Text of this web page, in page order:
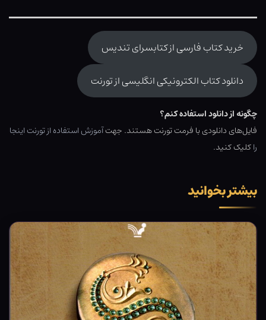
خرید کتاب فارسی از کتابسرای تندیس
دانلود کتاب الکترونیکی انگلیسی از تورنت
چگونه از دانلود استفاده کنم؟
فایل‌های دانلودی با فرمت تورنت هستند. جهتآموزش استفاده از تورنت اینجا
راکلیک کنید.
بیشتر بخوانید